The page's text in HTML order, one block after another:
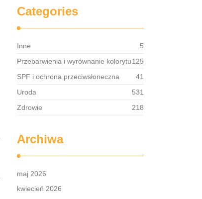
Categories
Inne
5
Przebarwienia i wyrównanie kolorytu125
SPF i ochrona przeciwsłoneczna
41
Uroda
531
Zdrowie
218
Archiwa
maj 2026
kwiecień 2026